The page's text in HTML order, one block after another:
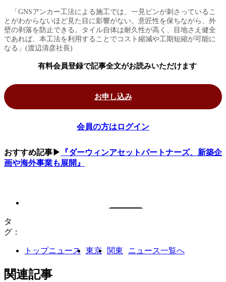
「GNSアンカー工法による施工では、一見ピンが刺さっているこ
とがわからないほど見た目に影響がない。意匠性を保ちながら、外
壁の剥落を防止できる。タイル自体は耐久性が高く、目地さえ健全
であれば、本工法を利用することでコスト縮減や工期短縮が可能に
なる」(渡辺清彦社長)
有料会員登録で記事全文がお読みいただけます
お申し込み
会員の方はログイン
おすすめ記事▶
『ダーウィンアセットパートナーズ、新築企
画や海外事業も展開』
タ
グ：
トップニュース 東京 関東 ニュース一覧へ
関連記事